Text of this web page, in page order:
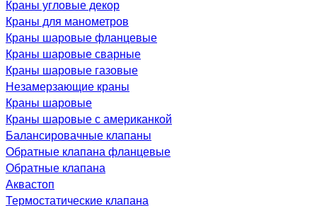
Краны угловые декор
Краны для манометров
Краны шаровые фланцевые
Краны шаровые сварные
Краны шаровые газовые
Незамерзающие краны
Краны шаровые
Краны шаровые с американкой
Балансировачные клапаны
Обратные клапана фланцевые
Обратные клапана
Аквастоп
Термостатические клапана